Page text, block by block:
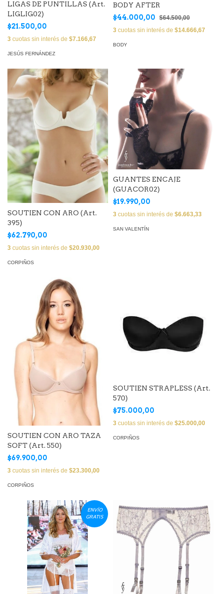
LIGAS DE PUNTILLAS (Art.
LIGLIG02)
$21.500,00
3 cuotas sin interés de $7.166,67
JESÚS FERNÁNDEZ
BODY AFTER
$44.000,00
$64.500,00
3 cuotas sin interés de $14.666,67
BODY
SOUTIEN CON ARO (Art.
395)
$62.790,00
3 cuotas sin interés de $20.930,00
CORPIÑOS
GUANTES ENCAJE
(GUACOR02)
$19.990,00
3 cuotas sin interés de $6.663,33
SAN VALENTÍN
SOUTIEN CON ARO TAZA
SOFT (Art. 550)
$69.900,00
3 cuotas sin interés de $23.300,00
CORPIÑOS
SOUTIEN STRAPLESS (Art.
570)
$75.000,00
3 cuotas sin interés de $25.000,00
CORPIÑOS
ENVÍO
GRATIS